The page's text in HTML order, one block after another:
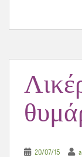
o r e
20/07/15